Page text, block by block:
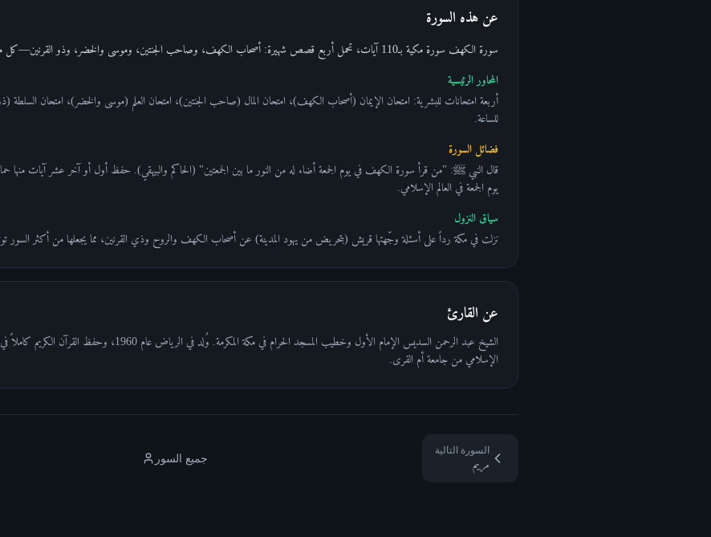
عن هذه السورة
سورة الكهف سورة مكية بـ110 آيات، تحمل أربع قصص شهيرة: أصحاب الكهف، وصاحب الجنتين، وموسى والخضر، وذو القرنين—كل منها يُجسّد امتحاناً من امتحانات البشرية.
المحاور الرئيسية
أربعة امتحانات للبشرية: امتحان الإيمان (أصحاب الكهف)، امتحان المال (صاحب الجنتين)، امتحان العلم (موسى والخضر)، امتحان
للساعة.
فضائل السورة
قال النبي ﷺ: "من قرأ سورة الكهف في يوم الجمعة أضاء له من النور ما بين الجمعتين" (الحاكم والبيهقي). حفظ أول أو آخر عشر آيات منها
يوم الجمعة في العالم الإسلامي.
سياق النزول
نزلت في مكة رداً على أسئلة وجّهتها قريش (بتحريض من يهود المدينة) عن أصحاب الكهف والروح وذي القرنين، مما يجعلها من أكثر السور
عن القارئ
الشيخ عبد الرحمن السديس الإمام الأول وخطيب المسجد الحرام في مكة
الإسلامي من جامعة أم القرى.
جميع السور
السورة التالية
مريم